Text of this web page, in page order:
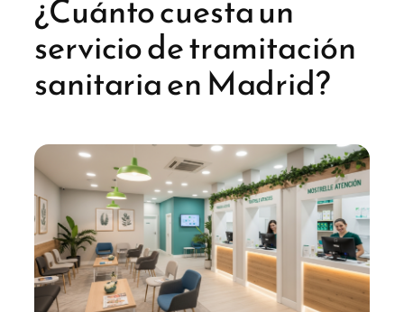
¿Cuánto cuesta un
servicio de tramitación
sanitaria en Madrid?